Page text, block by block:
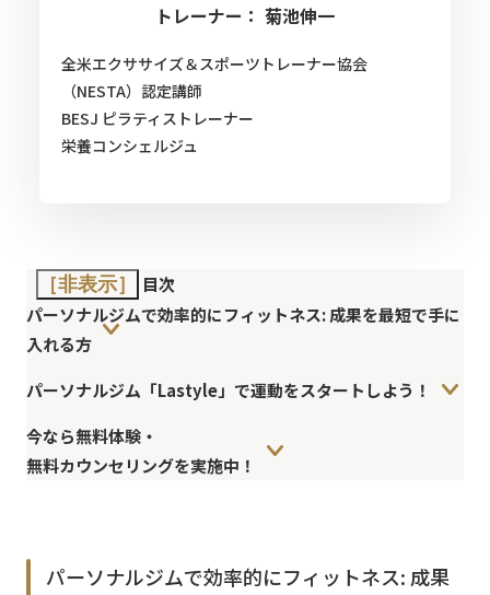
トレーナー： 菊池伸一
全米エクササイズ＆スポーツトレーナー協会
（NESTA）認定講師
BESJ ピラティストレーナー
栄養コンシェルジュ
［非表示］
目次
パーソナルジムで効率的にフィットネス: 成果を最短で手に
入れる方
パーソナルジム「Lastyle」で運動をスタートしよう！
今なら無料体験・
無料カウンセリングを実施中！
パーソナルジムで効率的にフィットネス: 成果